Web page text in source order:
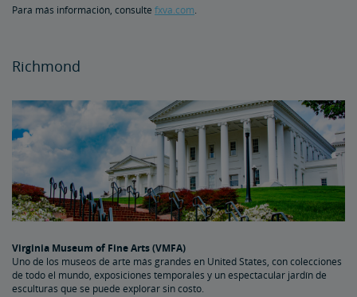
Para más información, consulte fxva.com.
Richmond
Virginia Museum of Fine Arts (VMFA)
Uno de los museos de arte más grandes en United States, con colecciones
de todo el mundo, exposiciones temporales y un espectacular jardín de
esculturas que se puede explorar sin costo.